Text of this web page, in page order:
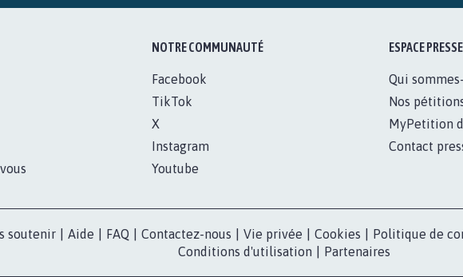
NOTRE COMMUNAUTÉ
Facebook
TikTok
X
Instagram
Youtube
ESPACE PRESSE
Qui
Nos
MyPetition
Contact
soutenir Aide FAQ Contactez-nous Vie privée Cookies Politique de
Conditions d'utilisation
Partenaires